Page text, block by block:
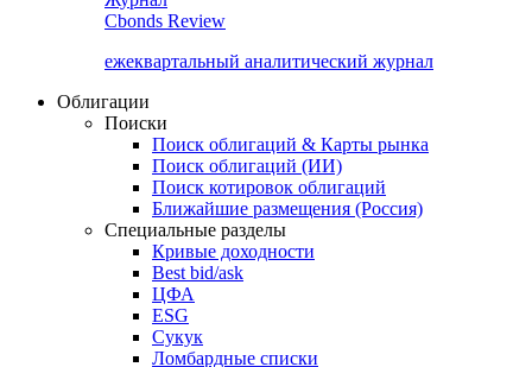
Cbonds Review
ежеквартальный аналитический журнал
Облигации
Поиски
Поиск облигаций & Карты рынка
Поиск облигаций (ИИ)
Поиск котировок облигаций
Ближайшие размещения (Россия)
Специальные разделы
Кривые доходности
Best bid/ask
ЦФА
ESG
Сукук
Ломбардные списки